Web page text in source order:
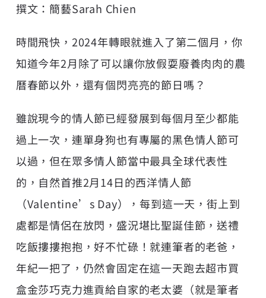
撰文：簡藝Sarah Chien
時間飛快，2024年轉眼就進入了第二個月，你
知道今年2月除了可以讓你放假耍廢養肉肉的農
曆春節以外，還有個閃亮亮的節日嗎？
雖說現今的情人節已經發展到每個月至少都能
過上一次，連單身狗也有專屬的黑色情人節可
以過，但在眾多情人節當中最具全球代表性
的，自然首推2月14日的西洋情人節
（Valentine’s Day），每到這一天，街上到
處都是情侶在放閃，盛況堪比聖誕佳節，送禮
吃飯摟摟抱抱，好不忙碌！就連筆者的老爸，
年紀一把了，仍然會固定在這一天跑去超市買
盒金莎巧克力進貢給自家的老太婆（就是筆者